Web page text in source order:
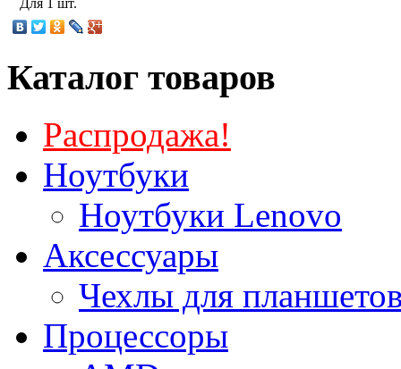
Для 1 шт.
Каталог товаров
Распродажа!
Ноутбуки
Ноутбуки Lenovo
Аксессуары
Чехлы для
Процессоры